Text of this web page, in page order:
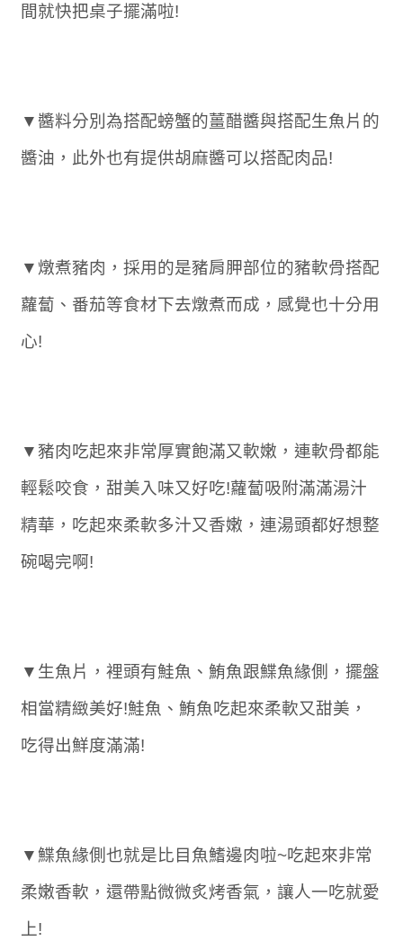
間就快把桌子擺滿啦!
▼醬料分別為搭配螃蟹的薑醋醬與搭配生魚片的
醬油，此外也有提供胡麻醬可以搭配肉品!
▼燉煮豬肉，採用的是豬肩胛部位的豬軟骨搭配
蘿蔔、番茄等食材下去燉煮而成，感覺也十分用
心!
▼豬肉吃起來非常厚實飽滿又軟嫩，連軟骨都能
輕鬆咬食，甜美入味又好吃!蘿蔔吸附滿滿湯汁
精華，吃起來柔軟多汁又香嫩，連湯頭都好想整
碗喝完啊!
▼生魚片，裡頭有鮭魚、鮪魚跟鰈魚緣側，擺盤
相當精緻美好!鮭魚、鮪魚吃起來柔軟又甜美，
吃得出鮮度滿滿!
▼鰈魚緣側也就是比目魚鰭邊肉啦~吃起來非常
柔嫩香軟，還帶點微微炙烤香氣，讓人一吃就愛
上!